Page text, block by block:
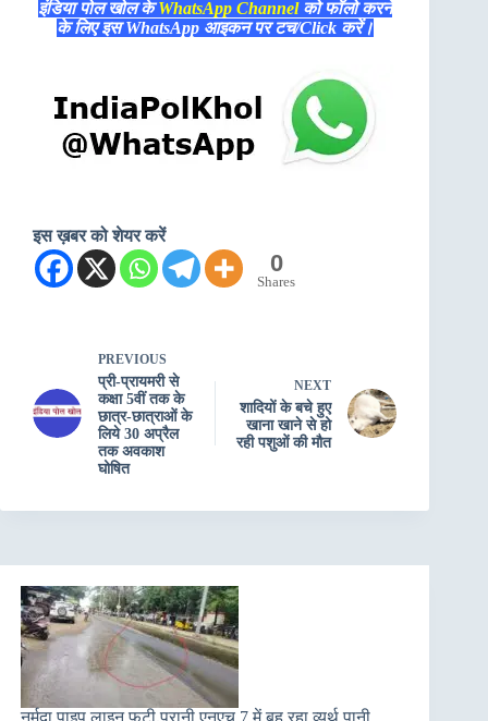
इंडिया पोल खोल केWhatsApp Channelको फॉलो करने
के लिए इस WhatsApp आइकन पर टच/Click करें।
इस ख़बर को शेयर करें
0
Shares
PREVIOUS
प्री-प्रायमरी से
कक्षा 5वीं तक के
छात्र-छात्राओं के
लिये 30 अप्रैल
तक अवकाश
घोषित
NEXT
शादियों के बचे हुए
खाना खाने से हो
रही पशुओं की मौत
नर्मदा पाइप लाइन फूटी,पुरानी एनएच 7 में बह रहा व्यर्थ पानी